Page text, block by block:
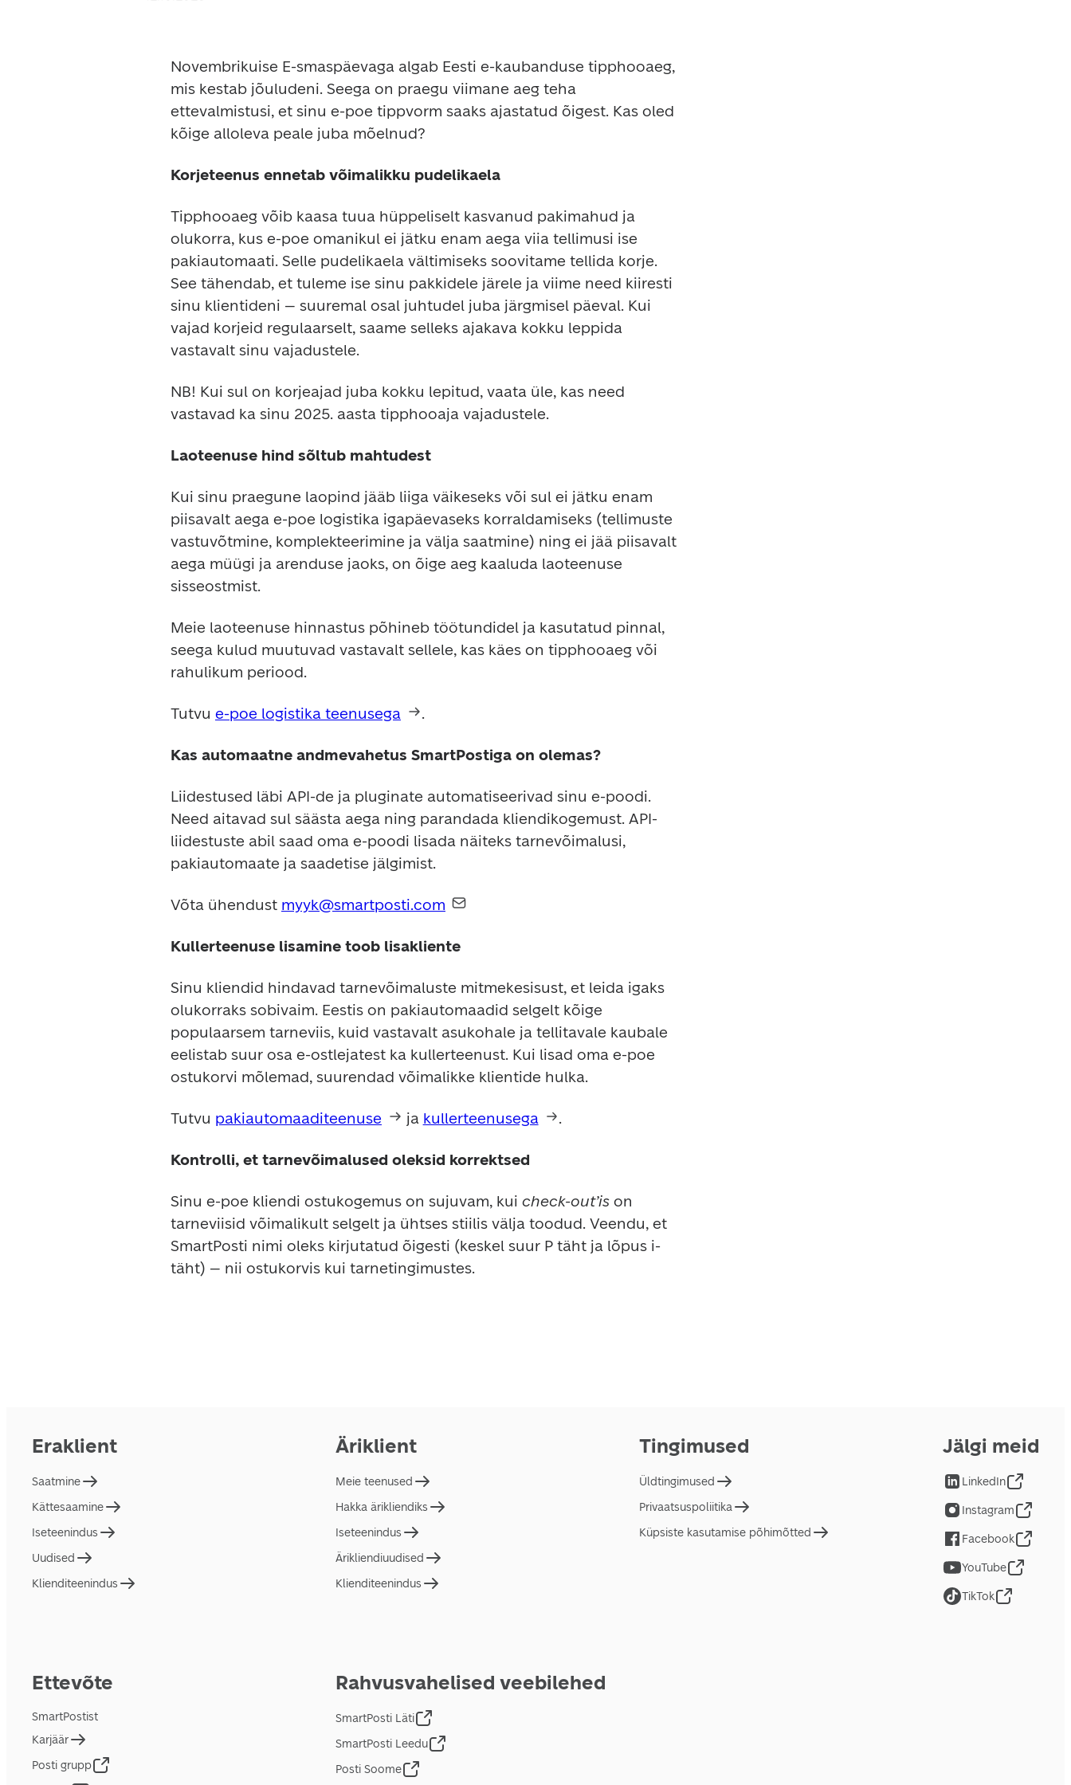
Novembrikuise E-smaspäevaga algab Eesti e-kaubanduse tipphooaeg,
mis kestab jõuludeni. Seega on praegu viimane aeg teha
ettevalmistusi, et sinu e-poe tippvorm saaks ajastatud õigest. Kas oled
kõige alloleva peale juba mõelnud?
Korjeteenus ennetab võimalikku pudelikaela
Tipphooaeg võib kaasa tuua hüppeliselt kasvanud pakimahud ja
olukorra, kus e-poe omanikul ei jätku enam aega viia tellimusi ise
pakiautomaati. Selle pudelikaela vältimiseks soovitame tellida korje.
See tähendab, et tuleme ise sinu pakkidele järele ja viime need kiiresti
sinu klientideni – suuremal osal juhtudel juba järgmisel päeval. Kui
vajad korjeid regulaarselt, saame selleks ajakava kokku leppida
vastavalt sinu vajadustele.
NB! Kui sul on korjeajad juba kokku lepitud, vaata üle, kas need
vastavad ka sinu 2025. aasta tipphooaja vajadustele.
Laoteenuse hind sõltub mahtudest
Kui sinu praegune laopind jääb liiga väikeseks või sul ei jätku enam
piisavalt aega e-poe logistika igapäevaseks korraldamiseks (tellimuste
vastuvõtmine, komplekteerimine ja välja saatmine) ning ei jää piisavalt
aega müügi ja arenduse jaoks, on õige aeg kaaluda laoteenuse
sisseostmist.
Meie laoteenuse hinnastus põhineb töötundidel ja kasutatud pinnal,
seega kulud muutuvad vastavalt sellele, kas käes on tipphooaeg või
rahulikum periood.
Tutvu e-poe logistika teenusega .
Kas automaatne andmevahetus SmartPostiga on olemas?
Liidestused läbi API-de ja pluginate automatiseerivad sinu e-poodi.
Need aitavad sul säästa aega ning parandada kliendikogemust. API-
liidestuste abil saad oma e-poodi lisada näiteks tarnevõimalusi,
pakiautomaate ja saadetise jälgimist.
Võta ühendust myyk@smartposti.com
Kullerteenuse lisamine toob lisakliente
Sinu kliendid hindavad tarnevõimaluste mitmekesisust, et leida igaks
olukorraks sobivaim. Eestis on pakiautomaadid selgelt kõige
populaarsem tarneviis, kuid vastavalt asukohale ja tellitavale kaubale
eelistab suur osa e-ostlejatest ka kullerteenust. Kui lisad oma e-poe
ostukorvi mõlemad, suurendad võimalikke klientide hulka.
Tutvu pakiautomaaditeenuse ja kullerteenusega .
Kontrolli, et tarnevõimalused oleksid korrektsed
Sinu e-poe kliendi ostukogemus on sujuvam, kui check-out’is on
tarneviisid võimalikult selgelt ja ühtses stiilis välja toodud. Veendu, et
SmartPosti nimi oleks kirjutatud õigesti (keskel suur P täht ja lõpus i-
täht) – nii ostukorvis kui tarnetingimustes.
Eraklient
Saatmine
Kättesaamine
Iseteenindus
Uudised
Klienditeenindus
Äriklient
Meie teenused
Hakka ärikliendiks
Iseteenindus
Ärikliendiuudised
Klienditeenindus
Tingimused
Üldtingimused
Privaatsuspoliitika
Küpsiste kasutamise põhimõtted
Ettevõte
SmartPostist
Karjäär
Posti grupp
Rahvusvahelised veebilehed
SmartPosti Läti
SmartPosti Leedu
Posti Soome
Jälgi meid
LinkedIn
Instagram
Facebook
YouTube
TikTok